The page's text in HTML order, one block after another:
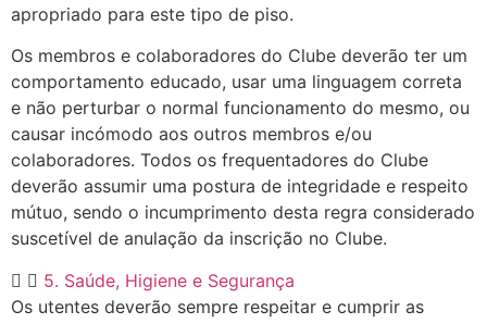
apropriado para este tipo de piso.
Os membros e colaboradores do Clube deverão ter um
comportamento educado, usar uma linguagem correta
e não perturbar o normal funcionamento do mesmo, ou
causar incómodo aos outros membros e/ou
colaboradores. Todos os frequentadores do Clube
deverão assumir uma postura de integridade e respeito
mútuo, sendo o incumprimento desta regra considerado
suscetível de anulação da inscrição no Clube.
5. Saúde, Higiene e Segurança
Os utentes deverão sempre respeitar e cumprir as